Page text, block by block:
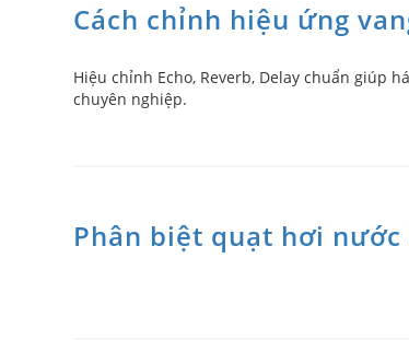
Cách chỉnh hiệu ứng
Hiệu chỉnh Echo, Reverb, Delay chuẩn giúp
chuyên nghiệp.
Phân biệt quạt hơi